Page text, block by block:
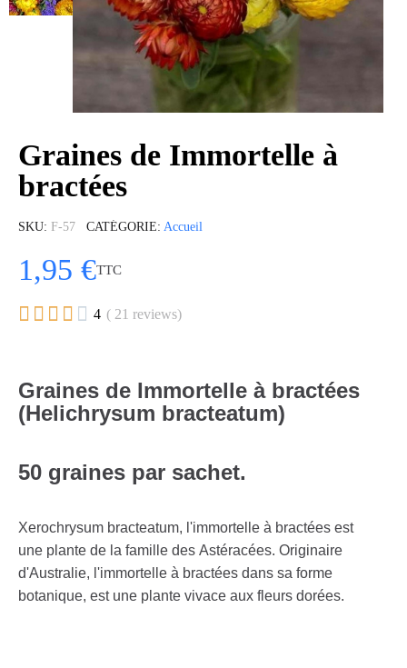
Graines de Immortelle à
bractées
SKU F-57 CATÉGORIE Accueil
1,95 €TTC
     4 ( 21 reviews)
Graines de Immortelle à bractées
(Helichrysum bracteatum)
50 graines par sachet.
Xerochrysum bracteatum, l'immortelle à bractées est
une plante de la famille des Astéracées. Originaire
d'Australie, l'immortelle à bractées dans sa forme
botanique, est une plante vivace aux fleurs dorées.